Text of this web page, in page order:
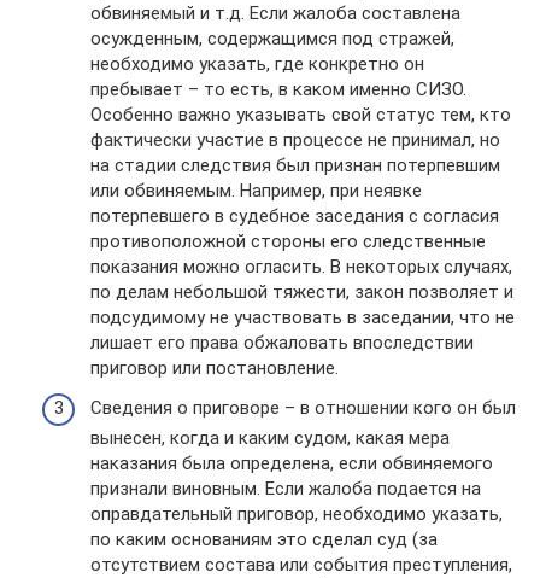
обвиняемый и т.д. Если жалоба составлена
осужденным, содержащимся под стражей,
необходимо указать, где конкретно он
пребывает – то есть, в каком именно СИЗО.
Особенно важно указывать свой статус тем, кто
фактически участие в процессе не принимал, но
на стадии следствия был признан потерпевшим
или обвиняемым. Например, при неявке
потерпевшего в судебное заседания с согласия
противоположной стороны его следственные
показания можно огласить. В некоторых случаях,
по делам небольшой тяжести, закон позволяет и
подсудимому не участвовать в заседании, что не
лишает его права обжаловать впоследствии
приговор или постановление.
Сведения о приговоре – в отношении кого он был
вынесен, когда и каким судом, какая мера
наказания была определена, если обвиняемого
признали виновным. Если жалоба подается на
оправдательный приговор, необходимо указать,
по каким основаниям это сделал суд (за
отсутствием состава или события преступления,